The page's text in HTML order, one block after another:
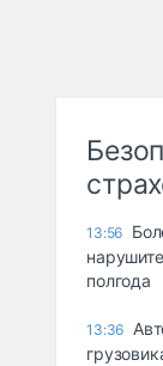
13:56
полгода
13:36